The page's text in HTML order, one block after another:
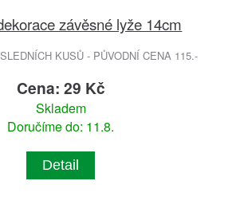
závěsné lyže 14cm
KUSŮ - PŮVODNÍ CENA 115.-
Cena: 29 Kč
Skladem
Doručíme do: 11.8.
Detail